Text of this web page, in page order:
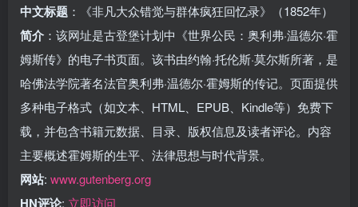
中文标题 ：《非凡大众错觉与群体疯狂回忆录》（1852年）
简介 ：该网址是古登堡计划中《世界公民：奥利弗·温德尔·霍
姆斯传》的电子书页面。该书由约翰·托伦斯·莫尔斯所著，是
哈佛法学院著名法官奥利弗·温德尔·霍姆斯的传记。页面提供
多种电子格式（如文本、HTML、EPUB、Kindle等）免费下
载，并包含书籍元数据、目录、版权信息及读者评论。内容
主要概述霍姆斯的生平、法律思想与时代背景。
网站: www.gutenberg.org
HN评论: 立即访问